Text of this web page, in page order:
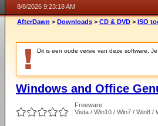
8/8/2026 9:23:18 AM
AfterDawn > Downloads > CD & DVD > ISO
Dit is een oude versie van deze software.
Windows and Office
Freeware
Vista / Win10 / Win7 / Win8 /